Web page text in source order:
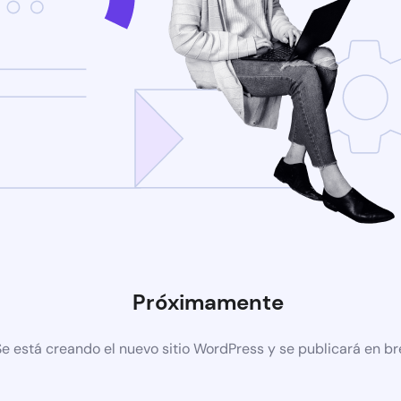
Próximamente
está creando el nuevo sitio WordPress y se publicará en